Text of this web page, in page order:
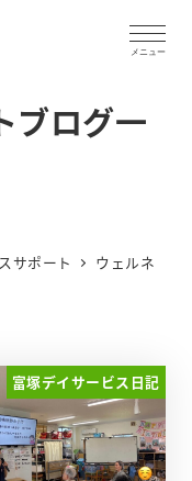
メニュー
ブログ一
サポート
ウェルネ
富塚デイサービス日記